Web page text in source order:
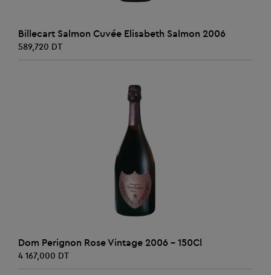
AJOUTER AU PANIER
Billecart Salmon Cuvée Elisabeth Salmon 2006
589,720 DT
AJOUTER AU PANIER
Dom Perignon Rose Vintage 2006 - 150Cl
4 167,000 DT